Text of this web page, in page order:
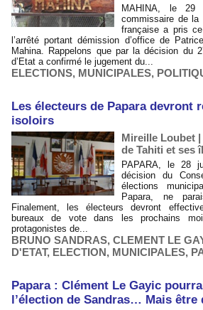
MAHINA, le 29
commissaire de la
française a pris
l’arrêté portant démission d’office de
Mahina. Rappelons que par la décision du
d’Etat a confirmé le jugement du...
ELECTIONS, MUNICIPALES,
Les électeurs de Papara devront
isoloirs
Mireille Loubet |
de Tahiti et ses
PAPARA, le 28
décision du
élections
Papara, ne
Finalement, les électeurs devront
bureaux de vote dans les prochains
protagonistes de...
BRUNO SANDRAS, CLEMENT LE
D'ETAT, ELECTION, MUNICIPALES,
Papara : Clément Le Gayic
l’élection de Sandras… Mais être